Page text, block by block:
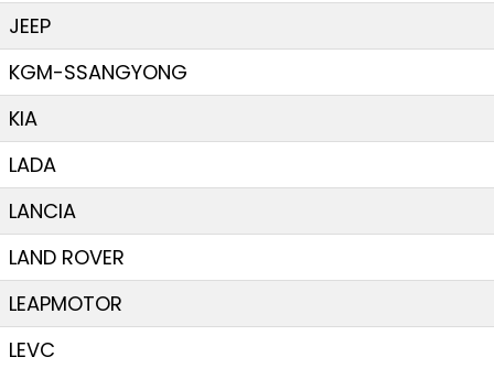
JEEP
KGM-SSANGYONG
KIA
LADA
LANCIA
LAND ROVER
LEAPMOTOR
LEVC